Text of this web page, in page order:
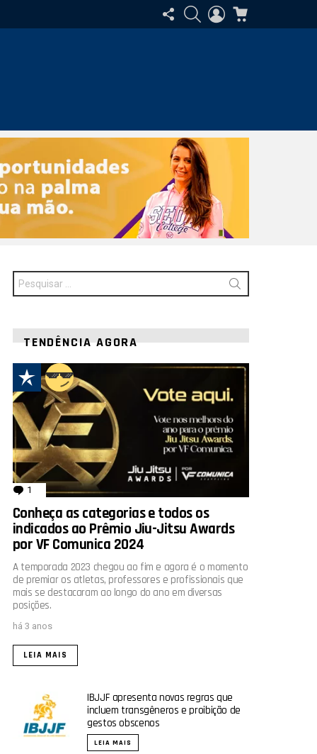
SIGA-
NOS
PESQUISAR
ENTRAR
Procurar
por:
TENDÊNCIA AGORA
1 comentário
Conheça as categorias e todos os
indicados ao Prêmio Jiu-Jitsu Awards
por VF Comunica 2024
A temporada 2023 chegou ao fim e agora é o momento
de premiar os atletas, professores e profissionais que
mais se destacaram ao longo do ano em diversas
posições.
há 3 anos
LEIA MAIS
IBJJF apresenta novas regras que
incluem transgêneros e proibição de
gestos obscenos
LEIA MAIS